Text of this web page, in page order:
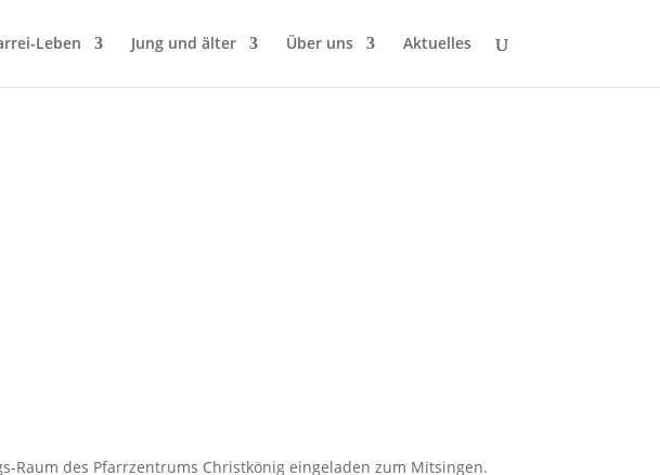
Leben Jung und älter Über uns Aktuelles
Raum des Pfarrzentrums Christkönig eingeladen zum Mitsingen.